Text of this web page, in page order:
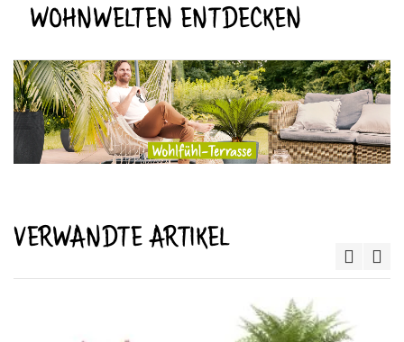
WOHNWELTEN ENTDECKEN
VERWANDTE ARTIKEL